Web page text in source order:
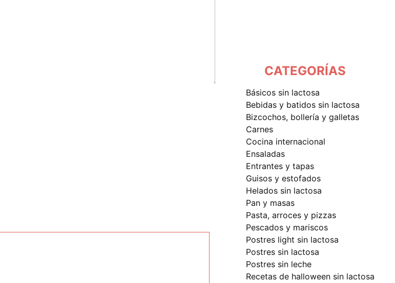
CATEGORÍAS
básicos sin lactosa
bebidas y batidos sin lactosa
bizcochos, bollería y galletas
carnes
cocina internacional
ensaladas
entrantes y tapas
guisos y estofados
helados sin lactosa
pan y masas
pasta, arroces y pizzas
pescados y mariscos
postres light sin lactosa
postres sin lactosa
postres sin leche
recetas de halloween sin lactosa